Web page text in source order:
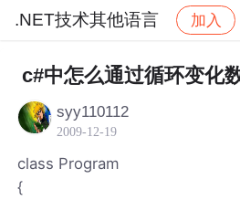
.NET技术其他语言 加入
社区 .NET技术其他语言
c#中怎么通过循环变化
syy110112
2009-12-19
class Program
{